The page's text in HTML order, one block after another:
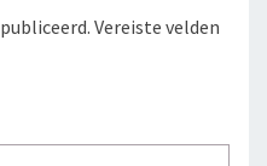
Vereiste velden